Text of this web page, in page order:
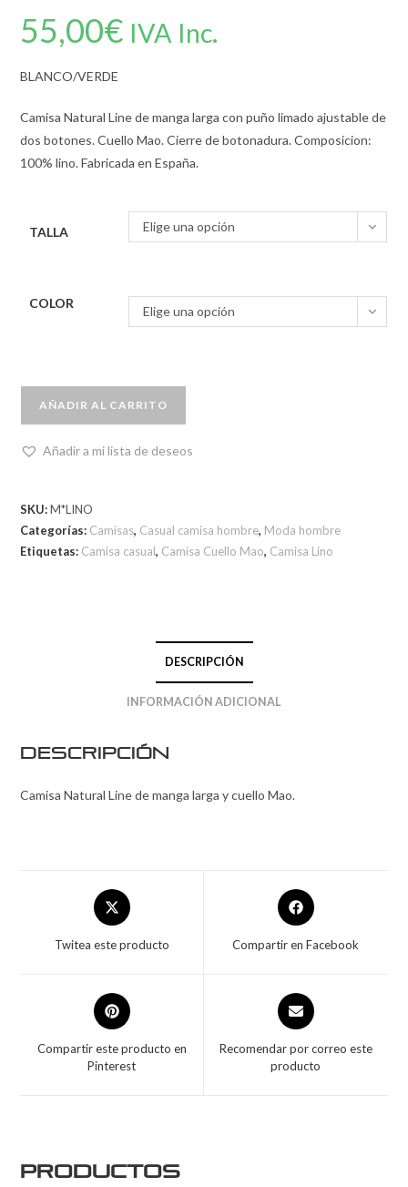
55,00€ IVA Inc.
BLANCO/VERDE
Camisa Natural Line de manga larga con puño limado ajustable de
dos botones. Cuello Mao. Cierre de botonadura. Composicion:
100% lino. Fabricada en España.
TALLA Elige una opción
COLOR
Elige una opción
AÑADIR AL CARRITO
Añadir a mi lista de deseos
SKU:M*LINO
Categorías: Camisas, Casual camisa hombre, Moda hombre
Etiquetas: Camisa casual, Camisa Cuello Mao, Camisa Lino
DESCRIPCIÓN
INFORMACIÓN ADICIONAL
Descripción
Camisa Natural Line de manga larga y cuello Mao.
Twitea este producto Compartir en Facebook
Compartir este producto en
Pinterest
Recomendar por correo este
producto
Productos